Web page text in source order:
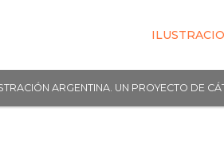
ARGENTINA. UN PROYECTO DE